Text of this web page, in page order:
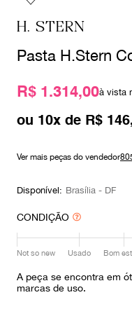
H. STERN
Pasta H.Stern
R$ 1.314,00à vista
ou 10x de R$ 146
Ver mais peças do vendedor
Disponível: Brasília - DF
CONDIÇÃO
Not so new Usado Bom
A peça se encontra em
marcas de uso.
valentino
paula raia
prada
10º louis vuitton